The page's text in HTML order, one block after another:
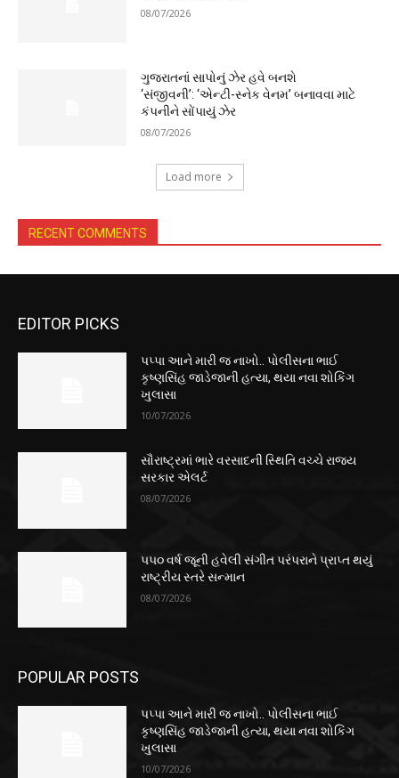
08/07/2026
ગુજરાતનાં સાપોનું ઝેર હવે બનશે
‘સંજીવની’: ‘એન્ટી-સ્નેક વેનમ’ બનાવવા માટે
કંપનીને સોંપાયું ઝેર
08/07/2026
Load more
RECENT COMMENTS
EDITOR PICKS
પપ્પા આને મારી જ નાખો.. પોલીસના ભાઈ
કૃષ્ણસિંહ જાડેજાની હત્યા, થયા નવા શોકિંગ
ખુલાસા
10/07/2026
સૌરાષ્ટ્રમાં ભારે વરસાદની સ્થિતિ વચ્ચે રાજ્ય
સરકાર એલર્ટ
08/07/2026
૫૫૦ વર્ષ જૂની હવેલી સંગીત પરંપરાને પ્રાપ્ત થયું
રાષ્ટ્રીય સ્તરે સન્માન
08/07/2026
POPULAR POSTS
પપ્પા આને મારી જ નાખો.. પોલીસના ભાઈ
કૃષ્ણસિંહ જાડેજાની હત્યા, થયા નવા શોકિંગ
ખુલાસા
10/07/2026